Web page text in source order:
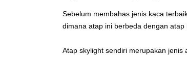
Sebelum membahas jenis kaca
dimana atap ini berbeda dengan atap
Atap skylight sendiri merupakan